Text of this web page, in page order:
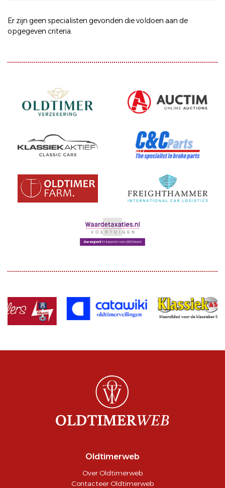
Er zijn geen specialisten gevonden die voldoen aan de
opgegeven criteria.
Oldtimerweb
Over Oldtimerweb
Contacteer Oldtimerweb